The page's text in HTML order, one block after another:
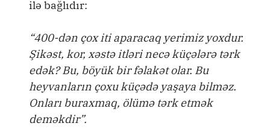
ilə bağlıdır:
“400-dən çox iti aparacaq yerimiz yoxdur.
Şikəst, kor, xəstə itləri necə küçələrə tərk
edək? Bu, böyük bir fəlakət olar. Bu
heyvanların çoxu küçədə yaşaya bilməz.
Onları buraxmaq, ölümə tərk etmək
deməkdir”.